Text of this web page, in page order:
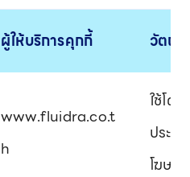
ผู้ให้บริการคุกกี้ วัตถุป
www.fluidra.co.t
h
ใช้โด
ประสิ
โฆษณ